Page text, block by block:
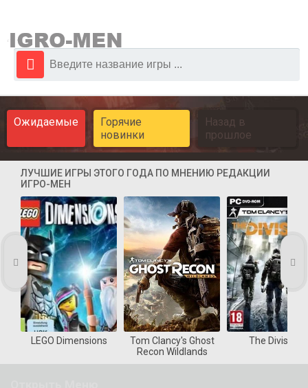
Ожидаемые
Горячие
новинки
Назад в
прошлое
ЛУЧШИЕ ИГРЫ ЭТОГО ГОДА ПО МНЕНИЮ РЕДАКЦИИ
ИГРО-МЕН
LEGO Dimensions
Tom Clancy's Ghost
Recon Wildlands
The Division